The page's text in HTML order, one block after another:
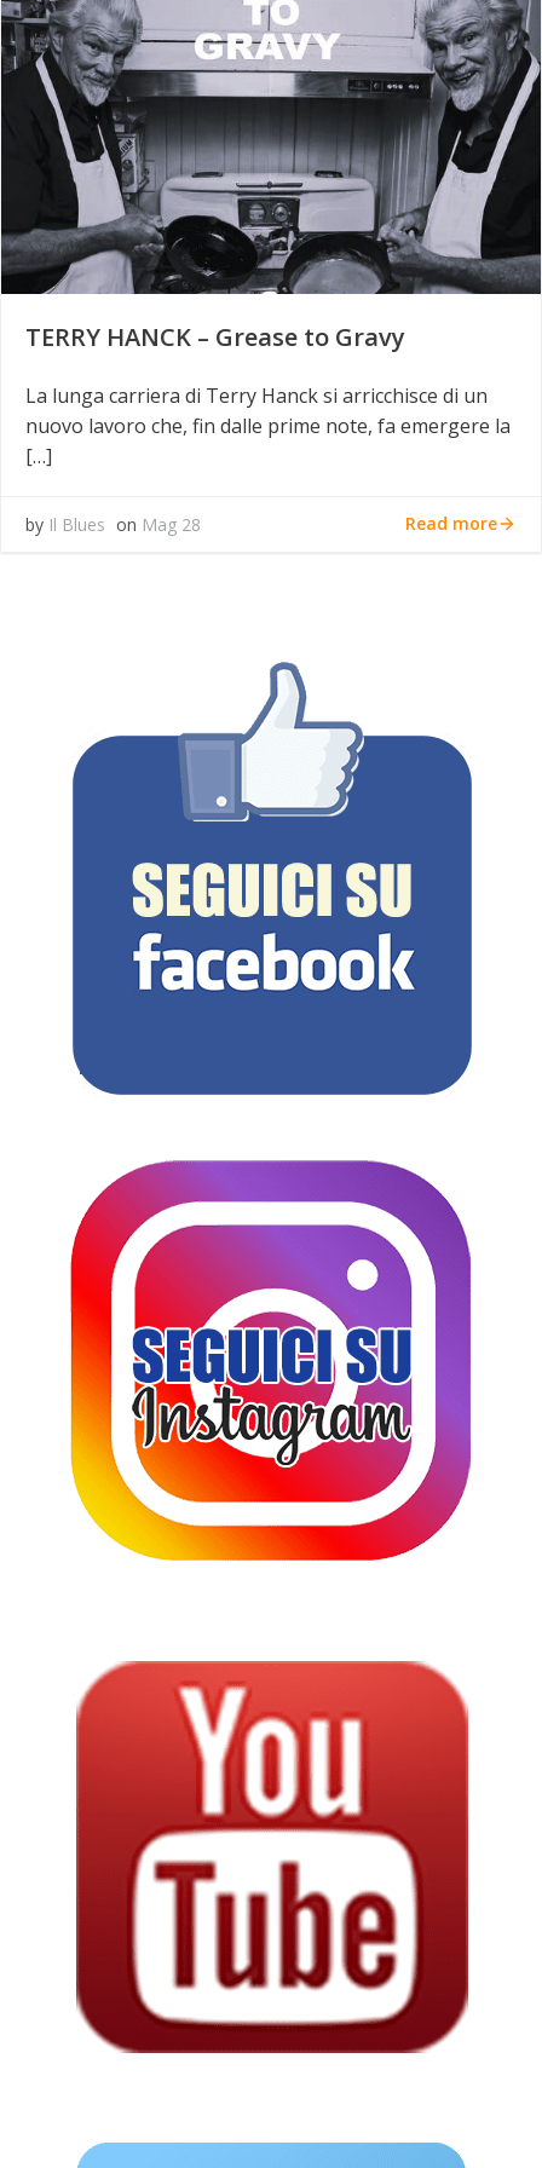
TERRY HANCK – Grease to Gravy
La lunga carriera di Terry Hanck si arricchisce di un
nuovo lavoro che, fin dalle prime note, fa emergere la
[…]
by Il Blues on Mag 28 Read more